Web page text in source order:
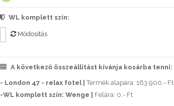
WL komplett szín:
Módosítás
A következő összeállítást kívánja kosárba tenni:
- London 47 - relax fotel |Termék alapára: 163 900.- Ft
-WL komplett szín: Wenge |
Felára: 0.- Ft